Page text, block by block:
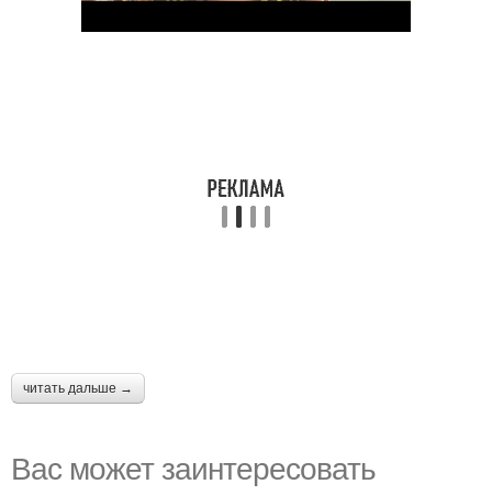
читать дальше →
Вас может заинтересовать